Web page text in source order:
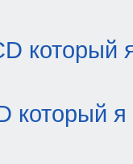
который
который я